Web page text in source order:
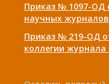
Приказ № 1097-ОД
научных
Приказ № 219-ОД
коллегии журнала